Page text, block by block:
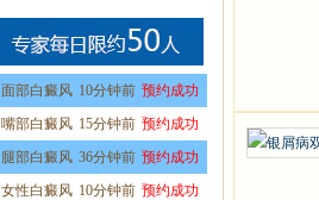
面部白癜风 10分钟前 预约成功
嘴部白癜风 15分钟前 预约成功
腿部白癜风 36分钟前 预约成功
女性白癜风 10分钟前 预约成功